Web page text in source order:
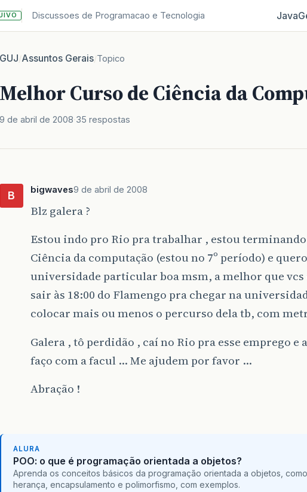
Discussoes de Programacao e Tecnologia Java
GUJ/Assuntos Gerais/Topico
Melhor Curso de Ciência da
9 de abril de 2008 35 respostas
B bigwaves9 de abril de 2008
Blz galera ?
Estou indo pro Rio pra trabalhar , estou
Ciência da computação (estou no 7º período) e
universidade particular boa msm, a melhor que vcs
sair às 18:00 do Flamengo pra chegar na
colocar mais ou menos o percurso dela tb, com
Galera , tô perdidão , caí no Rio pra esse emprego e
faço com a facul … Me ajudem por favor …
Abração !
ALURA
POO: o que é programação orientada a objetos?
Aprenda os conceitos básicos da programação orientada a objetos,
herança, encapsulamento e polimorfismo, com exemplos.